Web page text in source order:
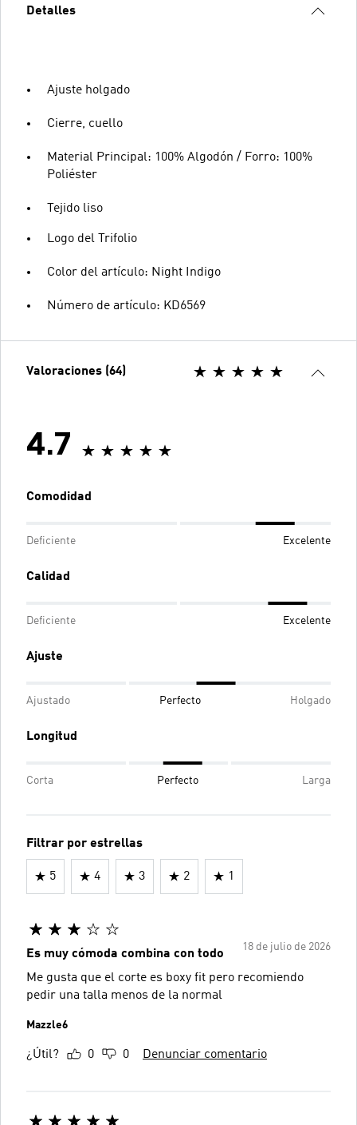
Detalles
Ajuste holgado
Cierre, cuello
Material Principal: 100% Algodón / Forro: 100%
Poliéster
Tejido liso
Logo del Trifolio
Color del artículo: Night Indigo
Número de artículo: KD6569
Valoraciones (64)
4.7
Comodidad
Deficiente Excelente
Calidad
Deficiente Excelente
Ajuste
Ajustado Perfecto Holgado
Longitud
Corta Perfecto Larga
Filtrar por estrellas
5 4 3 2 1
18 de julio de 2026
Es muy cómoda combina con todo
Me gusta que el corte es boxy fit pero recomiendo
pedir una talla menos de la normal
Mazzle6
¿Útil? 0 0 Denunciar comentario